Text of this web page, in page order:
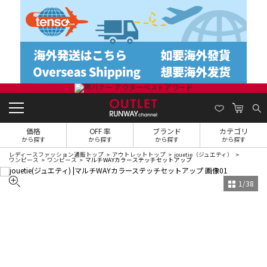
価格
から探す
OFF 率
から探す
ブランド
から探す
カテゴリ
から探す
レディースファッション通販トップ アウトレットトップ jouetie（ジュエティ）
ワンピース ワンピース マルチWAYカラーステッチセットアップ
1 /38